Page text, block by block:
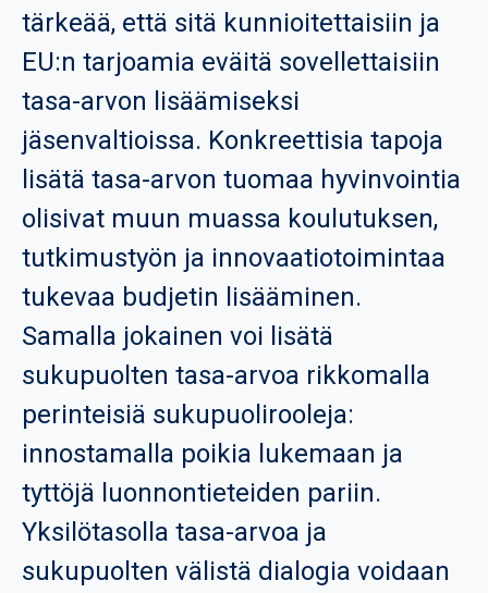
tärkeää, että sitä kunnioitettaisiin ja
EU:n tarjoamia eväitä sovellettaisiin
tasa-arvon lisäämiseksi
jäsenvaltioissa. Konkreettisia tapoja
lisätä tasa-arvon tuomaa hyvinvointia
olisivat muun muassa koulutuksen,
tutkimustyön ja innovaatiotoimintaa
tukevaa budjetin lisääminen.
Samalla jokainen voi lisätä
sukupuolten tasa-arvoa rikkomalla
perinteisiä sukupuolirooleja:
innostamalla poikia lukemaan ja
tyttöjä luonnontieteiden pariin.
Yksilötasolla tasa-arvoa ja
sukupuolten välistä dialogia voidaan